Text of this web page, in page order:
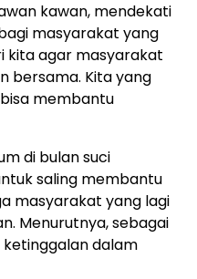
kawan, mendekati
masyarakat yang
kita agar masyarakat
bersama. Kita yang
membantu
di bulan suci
saling membantu
masyarakat yang lagi
Menurutnya, sebagai
dalam